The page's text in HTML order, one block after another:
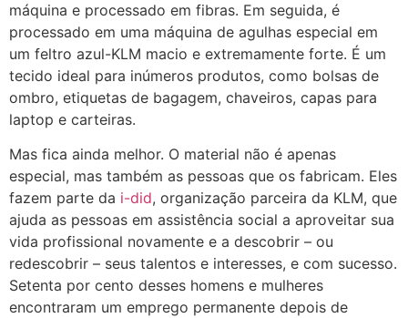
máquina e processado em fibras. Em seguida, é
processado em uma máquina de agulhas especial em
um feltro azul-KLM macio e extremamente forte. É um
tecido ideal para inúmeros produtos, como bolsas de
ombro, etiquetas de bagagem, chaveiros, capas para
laptop e carteiras.
Mas fica ainda melhor. O material não é apenas
especial, mas também as pessoas que os fabricam. Eles
fazem parte da i-did, organização parceira da KLM, que
ajuda as pessoas em assistência social a aproveitar sua
vida profissional novamente e a descobrir – ou
redescobrir – seus talentos e interesses, e com sucesso.
Setenta por cento desses homens e mulheres
encontraram um emprego permanente depois de